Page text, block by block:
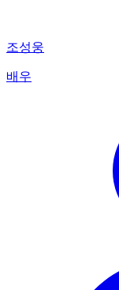
조성웅
배우